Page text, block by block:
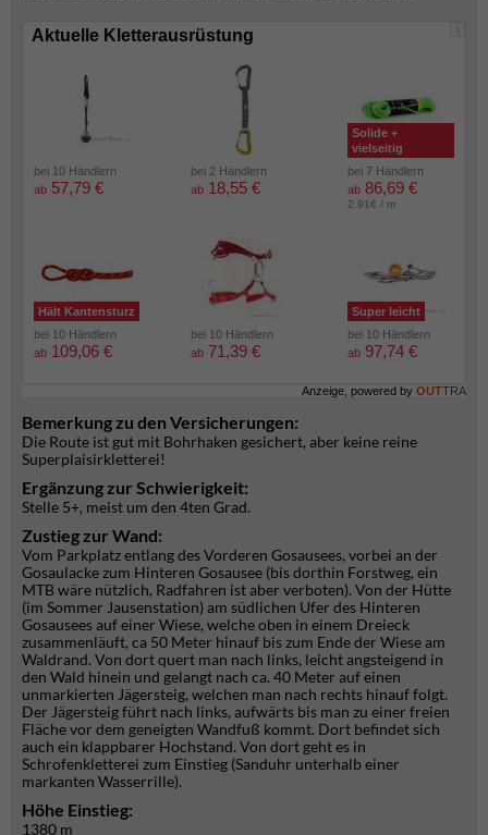
i
Aktuelle Kletterausrüstung
bei 10 Händlern
ab 57,79 €
bei 2 Händlern
ab 18,55 €
Solide +
vielseitig
bei 7 Händlern
ab 86,69 €
2.91€ / m
Hält Kantensturz
bei 10 Händlern
ab 109,06 €
bei 10 Händlern
ab 71,39 €
Super leicht
bei 10 Händlern
ab 97,74 €
Anzeige, powered by OUTTRA
Bemerkung zu den Versicherungen:
Die Route ist gut mit Bohrhaken gesichert, aber keine reine
Superplaisirkletterei!
Ergänzung zur Schwierigkeit:
Stelle 5+, meist um den 4ten Grad.
Zustieg zur Wand:
Vom Parkplatz entlang des Vorderen Gosausees, vorbei an der
Gosaulacke zum Hinteren Gosausee (bis dorthin Forstweg, ein
MTB wäre nützlich, Radfahren ist aber verboten). Von der Hütte
(im Sommer Jausenstation) am südlichen Ufer des Hinteren
Gosausees auf einer Wiese, welche oben in einem Dreieck
zusammenläuft, ca 50 Meter hinauf bis zum Ende der Wiese am
Waldrand. Von dort quert man nach links, leicht angsteigend in
den Wald hinein und gelangt nach ca. 40 Meter auf einen
unmarkierten Jägersteig, welchen man nach rechts hinauf folgt.
Der Jägersteig führt nach links, aufwärts bis man zu einer freien
Fläche vor dem geneigten Wandfuß kommt. Dort befindet sich
auch ein klappbarer Hochstand. Von dort geht es in
Schrofenkletterei zum Einstieg (Sanduhr unterhalb einer
markanten Wasserrille).
Höhe Einstieg:
1380 m